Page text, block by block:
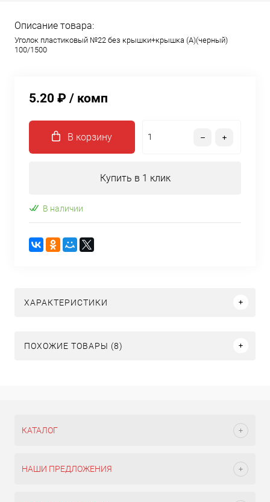
Описание товара:
Уголок пластиковый №22 без крышки+крышка (А)(черный)
100/1500
5.20 ₽ / комп
В корзину
Купить в 1 клик
В наличии
ХАРАКТЕРИСТИКИ
ПОХОЖИЕ ТОВАРЫ (8)
КАТАЛОГ
НАШИ ПРЕДЛОЖЕНИЯ